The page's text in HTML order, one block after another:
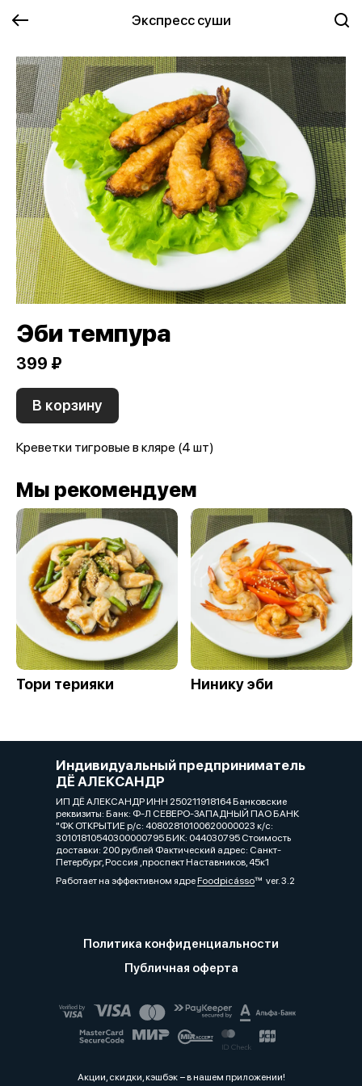
Экспресс суши
Эби темпура
399 ₽
В корзину
Креветки тигровые в кляре (4 шт)
Мы рекомендуем
Тори терияки Нинику эби
Индивидуальный предприниматель
ДЁ АЛЕКСАНДР
ИП ДЁ АЛЕКСАНДР ИНН 250211918164 Банковские
реквизиты: Банк: Ф-Л СЕВЕРО-ЗАПАДНЫЙ ПАО БАНК
"ФК ОТКРЫТИЕ р/с: 40802810100620000023 к/с:
30101810540300000795 БИК: 044030795 Стоимость
доставки: 200 рублей Фактический адрес: Санкт-
Петербург, Россия ,проспект Наставников, 45к1
Работает на эффективном ядреFoodpicássover. 3.2
Политика конфиденциальности
Публичная оферта
Акции, скидки, кэшбэк − в нашем приложении!